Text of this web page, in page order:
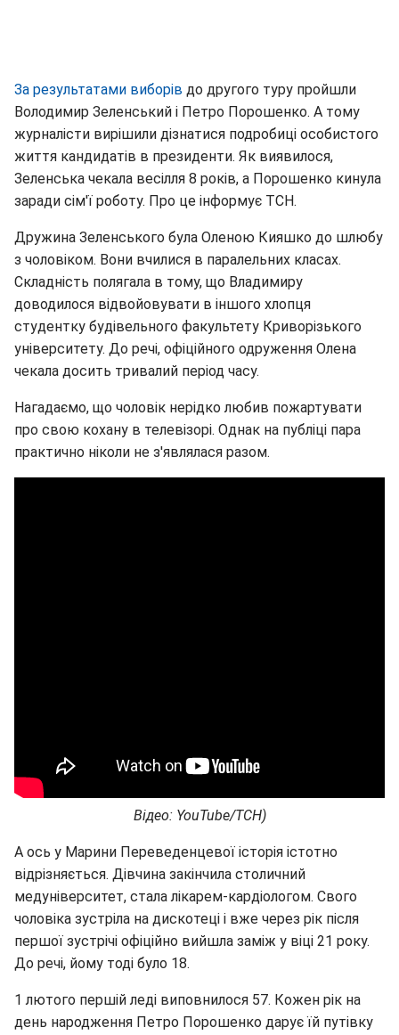
За результатами виборів до другого туру пройшли
Володимир Зеленський і Петро Порошенко. А тому
журналісти вирішили дізнатися подробиці особистого
життя кандидатів в президенти. Як виявилося,
Зеленська чекала весілля 8 років, а Порошенко кинула
заради сім'ї роботу. Про це інформує ТСН.
Дружина Зеленського була Оленою Кияшко до шлюбу
з чоловіком. Вони вчилися в паралельних класах.
Складність полягала в тому, що Владимиру
доводилося відвойовувати в іншого хлопця
студентку будівельного факультету Криворізького
університету. До речі, офіційного одруження Олена
чекала досить тривалий період часу.
Нагадаємо, що чоловік нерідко любив пожартувати
про свою кохану в телевізорі. Однак на публіці пара
практично ніколи не з'являлася разом.
Відео: YouTube/ТСН)
А ось у Марини Переведенцевої історія істотно
відрізняється. Дівчина закінчила столичний
медуніверситет, стала лікарем-кардіологом. Свого
чоловіка зустріла на дискотеці і вже через рік після
першої зустрічі офіційно вийшла заміж у віці 21 року.
До речі, йому тоді було 18.
1 лютого першій леді виповнилося 57. Кожен рік на
день народження Петро Порошенко дарує їй путівку